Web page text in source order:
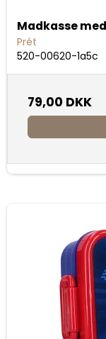
Madkasse
Prét
520-00620-1a5c
79,00 DKK